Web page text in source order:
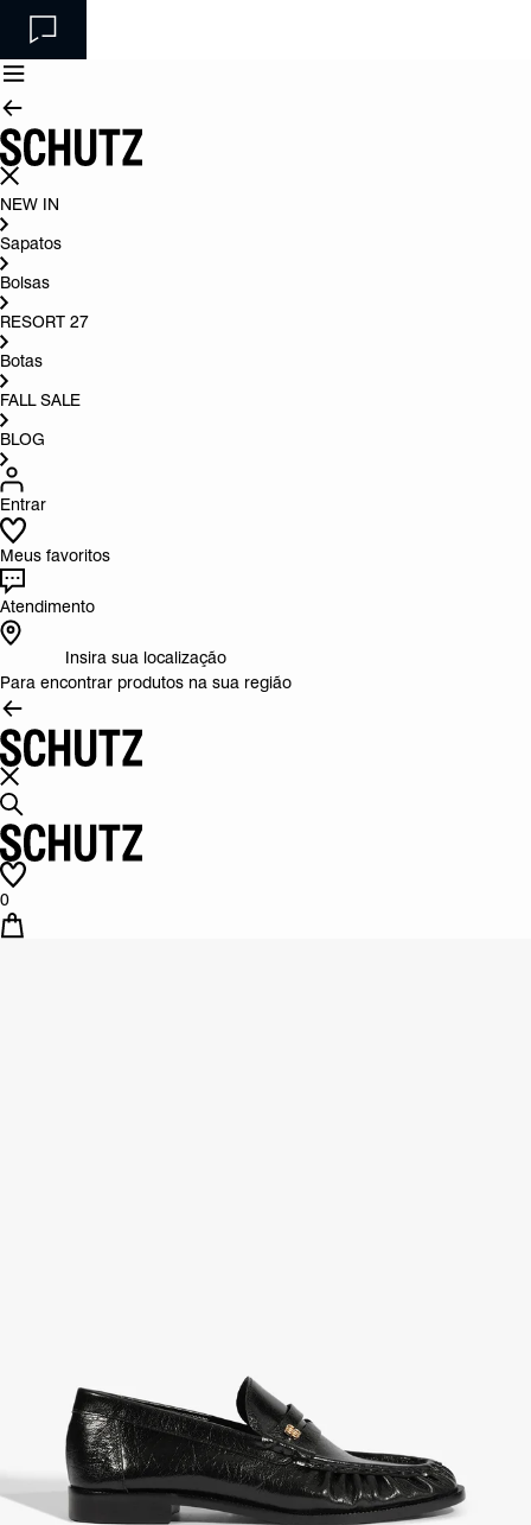
NEW IN
Sapatos
Bolsas
RESORT 27
Botas
FALL SALE
BLOG
Entrar
Meus favoritos
Atendimento
Insira sua localização
Para encontrar produtos na sua região
0